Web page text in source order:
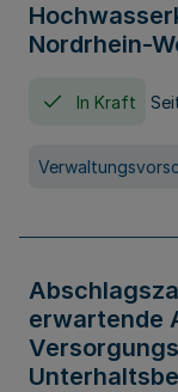
Nordrhein-
In Kraft
erwartende